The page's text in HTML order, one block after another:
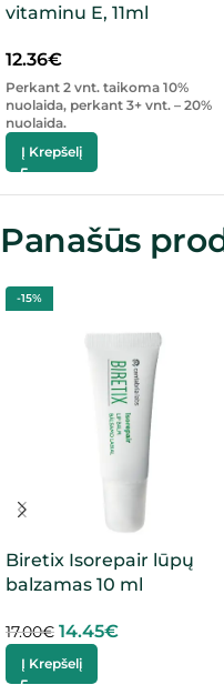
vitaminu E, 11ml
12.36€
Perkant 2 vnt. taikoma 10%
nuolaida, perkant 3+ vnt. – 20%
nuolaida.
Į Krepšelį
Panašūs
-15%
Biretix Isorepair lūpų
balzamas 10 ml
17.00€ 14.45€
Į Krepšelį